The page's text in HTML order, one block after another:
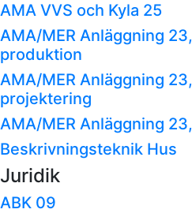
AMA VVS och Kyla 25
AMA/MER Anläggning
produktion
AMA/MER Anläggning
projektering
AMA/MER Anläggning
Beskrivningsteknik Hus
Juridik
ABK 09